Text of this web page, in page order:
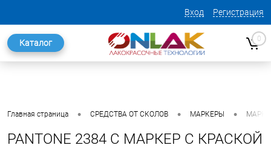
Вход Регистрация
Каталог 0
Главная страница • СРЕДСТВА ОТ СКОЛОВ • МАРКЕРЫ •
PANTONE 2384 C МАРКЕР С КРАСКОЙ